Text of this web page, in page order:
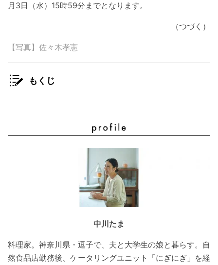
月3日（水）15時59分までとなります。
（つづく）
【写真】佐々木孝憲
もくじ
中川たま
料理家。神奈川県・逗子で、夫と大学生の娘と暮らす。自
然食品店勤務後、ケータリングユニット「にぎにぎ」を経